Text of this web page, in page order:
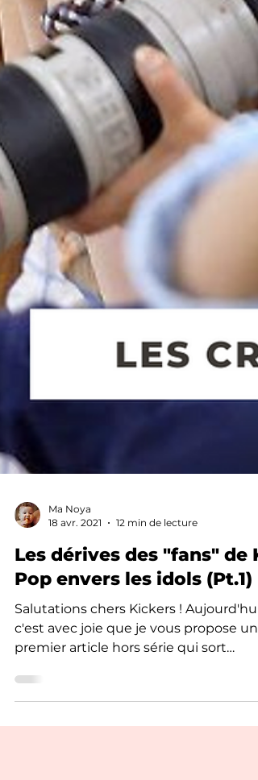
Ma Noya
18 avr. 2021
12 min de lecture
Les dérives des "fans" de
Pop envers les idols (Pt.1)
Salutations chers Kickers ! Aujourd'hui
premier article hors série qui sort
complètement du cadre...